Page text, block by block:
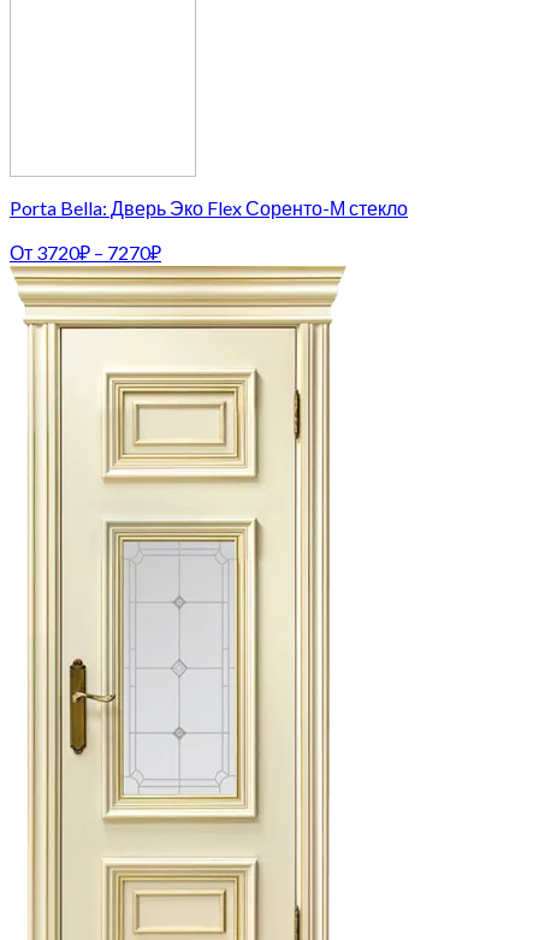
Porta Bella: Дверь Эко Flex Соренто-М стекло
От 3720₽ – 7270₽